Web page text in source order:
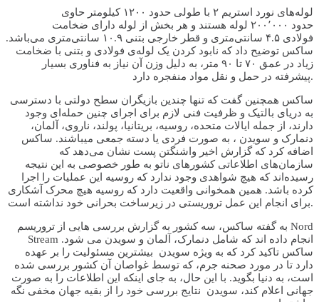
لوله‌های نورد استریم ۲ با طولی حدود ۱۲۰۰ کیلومتر حاوی
حدود ۲۰۰٬۰۰۰ لوله هستند و هر بخش از لوله دارای ضخامت
فولادی ۴.۵ سانتی‌متری و قطر خارجی بتنی ۱۰.۹ سانتی‌متری می‌باشد.
ساکس توضیح داد که نابود کردن یک لوله‌ی فولادی و بتنی با ضخامت
زیاد در عمق ۷۰ تا ۹۰ متر، به دلیل وزن آن نیاز به فناوری بسیار
پیشرفته در حمل و نقل مواد منفجره دارد.
ساکس همچنین گفت که تنها چندین بازیگران سطح دولتی با دسترسی
به دریای بالتیک و ظرفیت فنی لازم برای اجرای چنین حمله‌ای وجود
دارند، از جمله ایالات متحده، روسیه، بریتانیا، پولند، ناروی، آلمان،
دنمارک و سویدن ، به صورت فردی یا دسته جمعی میباشند. ساکس
اضافه کرد که گزارش اخیر واشنگتن پست نشان می‌دهد که
سازمان‌های اطلاعاتی کشورهای ناتو به طور خصوصی به این نتیجه
رسیده‌اند که هیچ شواهدی وجود ندارد که روسیه این عملیات را اجرا
کرده باشد. همین همخوانی واقعیت دارد که روسیه هیچ محرک آشکاری
برای انجام این عمل تروریستی در زیرساخت بحرانی خود نداشته است.
به گفته ساکس، سه کشور به گزارش بررسی هایی از تروریسم Nord
Stream انجام داده اند که شامل دنمارک، آلمان و سویدن می شود.
ساکس تاکید کرد که به ویژه سویدن بیشترین مسئولیت را بر عهده
دارد تا در مورد صحنه جرم، که توسط غواصان آن کشور بررسی شده
است، به دنیا بگوید. با این حال، به جای اینکه این اطلاعات را به صورت
جهانی اعلام کند، سویدن نتایج بررسی خود را از بقیه جهان مخفی نگه